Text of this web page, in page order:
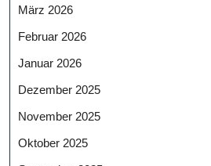
März 2026
Februar 2026
Januar 2026
Dezember 2025
November 2025
Oktober 2025